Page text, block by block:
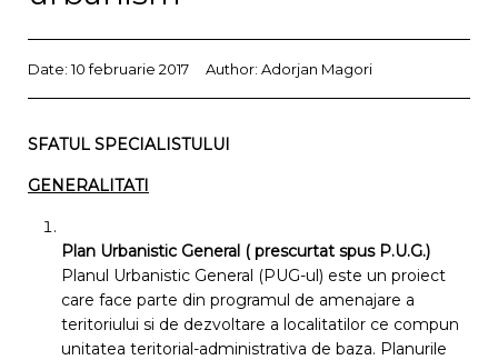
Date:10 februarie 2017 Author: Adorjan Magori
SFATUL SPECIALISTULUI
GENERALITATI
Plan Urbanistic General ( prescurtat spus P.U.G.)
Planul Urbanistic General (PUG-ul) este un proiect
care face parte din programul de amenajare a
teritoriului si de dezvoltare a localitatilor ce compun
unitatea teritorial-administrativa de baza. Planurile